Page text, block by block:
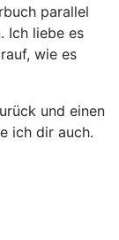
parallel
Ich liebe es
wie es
und einen
ich dir auch.